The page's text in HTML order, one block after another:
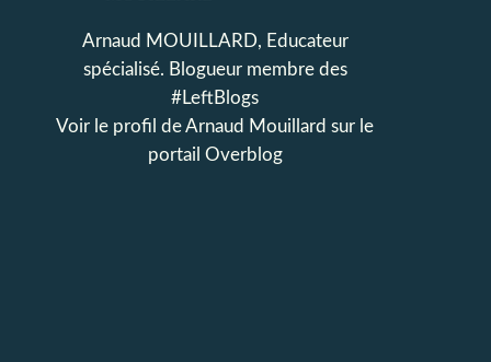
Arnaud MOUILLARD, Educateur
spécialisé. Blogueur membre des
#LeftBlogs
Voir le profil deArnaud Mouillard sur le
portail Overblog